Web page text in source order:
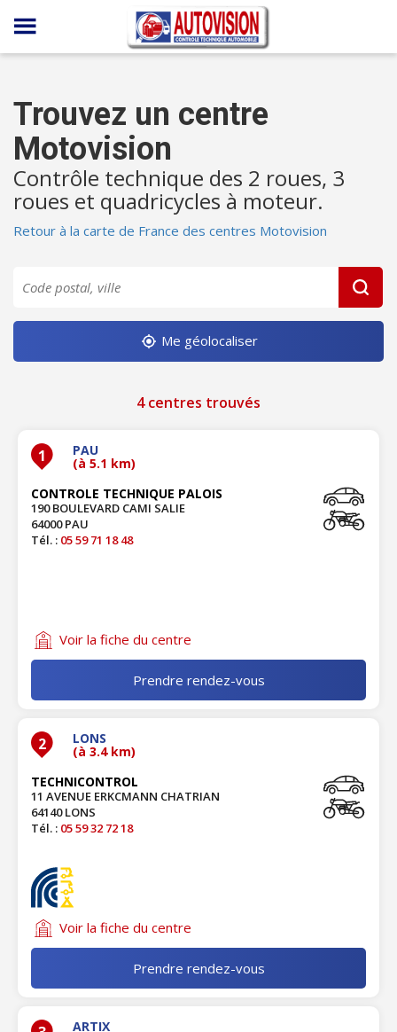
Panneau de gestion des cookies
Trouvez un centre
Motovision
Contrôle technique des 2 roues, 3
roues et quadricycles à moteur.
Retour à la carte de France des centres Motovision
Me géolocaliser
4 centres trouvés
1 PAU
(à 5.1 km)
CONTROLE TECHNIQUE PALOIS
190 BOULEVARD CAMI SALIE
64000 PAU
Tél. : 05 59 71 18 48
Voir la fiche du centre
Prendre rendez-vous
2 LONS
(à 3.4 km)
TECHNICONTROL
11 AVENUE ERKCMANN CHATRIAN
64140 LONS
Tél. : 05 59 32 72 18
Voir la fiche du centre
Prendre rendez-vous
ARTIX